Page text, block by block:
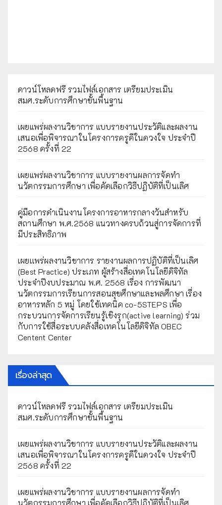
ดาวน์โหลดฟรี รวมไฟล์เอกสาร เตรียมประเมิน
สมศ.ระดับการศึกษาขั้นพื้นฐาน
เผยแพร่ผลงานวิชาการ แบบรายงานประวัติและผลงาน
เสนอเพื่อพิจารณาในโครงการครูดีในดวงใจ ประจำปี
2568 ครั้งที่ 22
เผยแพร่ผลงานวิชาการ แบบรายงานผลการจัดทำ
นวัตกรรมการศึกษา เพื่อคัดเลือกวิธีปฏิบัติที่เป็นเลิศ
คู่มือการดำเนินงานโครงการอาหารกลางวันสำหรับ
สถานศึกษา พ.ศ.2568 แนวทางครบถ้วนสู่การจัดการที่
มีประสิทธิภาพ
เผยเเพร่ผลงานวิชาการ รายงานผลการปฏิบัติที่เป็นเลิศ
(Best Practice) ประเภท ผู้สร้างสื่อเทคโนโลยีดิจิทัล
ประจำปีงบประมาณ พ.ศ. 2568 เรื่อง การพัฒนา
นวัตกรรมการเรียนการสอนสุขศึกษาและพลศึกษา เรื่อง
อาหารหลัก 5 หมู่ โดยใช้เทคนิค co-5STEPS เพื่อ
กระบวนการจัดการเรียนรู้เชิงรุก(active learning) ร่วม
กับการใช้สื่อระบบคลังสื่อเทคโนโลยีดิจิทัล OBEC
Centent Center
เรื่องล่าสุด
ดาวน์โหลดฟรี รวมไฟล์เอกสาร เตรียมประเมิน
สมศ.ระดับการศึกษาขั้นพื้นฐาน
เผยแพร่ผลงานวิชาการ แบบรายงานประวัติและผลงาน
เสนอเพื่อพิจารณาในโครงการครูดีในดวงใจ ประจำปี
2568 ครั้งที่ 22
เผยแพร่ผลงานวิชาการ แบบรายงานผลการจัดทำ
นวัตกรรมการศึกษา เพื่อคัดเลือกวิธีปฏิบัติที่เป็นเลิศ